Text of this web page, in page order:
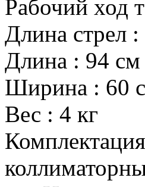
Рабочий ход
Длина стрел :
Длина : 94 см
Ширина : 60
Вес : 4 кг
Комплектация